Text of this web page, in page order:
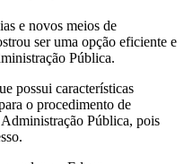
e novos meios de
ser uma opção eficiente e
Pública.
possui características
o procedimento de
Pública, pois